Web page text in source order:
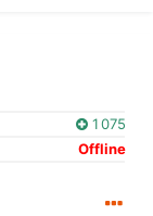
1 075
Offline